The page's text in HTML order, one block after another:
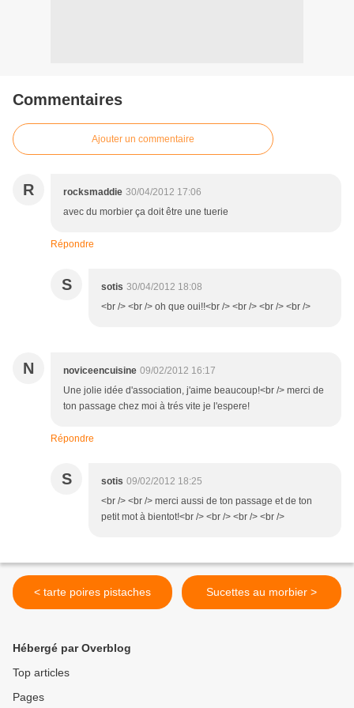
Commentaires
Ajouter un commentaire
R rocksmaddie 30/04/2012 17:06
avec du morbier ça doit être une tuerie
Répondre
S sotis 30/04/2012 18:08
<br /> <br /> oh que oui!!<br /> <br /> <br /> <br />
N noviceencuisine 09/02/2012 16:17
Une jolie idée d'association, j'aime beaucoup!<br /> merci de
ton passage chez moi à trés vite je l'espere!
Répondre
S sotis 09/02/2012 18:25
<br /> <br /> merci aussi de ton passage et de ton
petit mot à bientot!<br /> <br /> <br /> <br />
< tarte poires pistaches Sucettes au morbier >
Hébergé par Overblog
Top articles
Pages